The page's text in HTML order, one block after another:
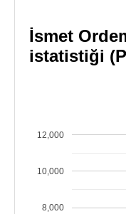
İsmet
istatistiği
8,000
10,000
12,000